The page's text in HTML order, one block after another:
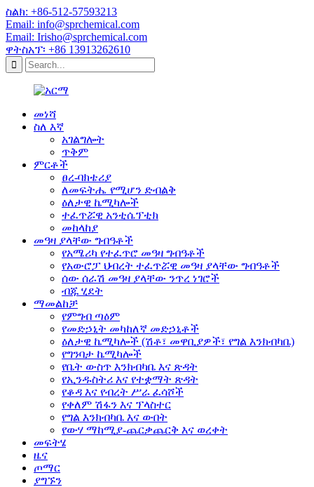
ስልክ: +86-512-57593213
Email: info@sprchemical.com
Email: Irisho@sprchemical.com
ዋትስአፕ፡ +86 13913262610
መነሻ
ስለ እኛ
አገልግሎት
ጥቅም
ምርቶች
ፀረ-ባክቴሪያ
ለመፍትሔ የሚሆን ድብልቅ
ዕለታዊ ኬሚካሎች
ተፈጥሯዊ አንቲሴፕቲክ
መከላከያ
መዓዛ ያላቸው ግብዓቶች
የአሜሪካ የተፈጥሮ መዓዛ ግብዓቶች
የአውሮፓ ህብረት ተፈጥሯዊ መዓዛ ያላቸው ግብዓቶች
ሰው ሰራሽ መዓዛ ያላቸው ንጥረ ነገሮች
ብጁ ሂደት
ማመልከቻ
የምግብ ጣዕም
የመድኃኒት መካከለኛ መድኃኒቶች
ዕለታዊ ኬሚካሎች (ሽቶ፣ መዋቢያዎች፣ የግል እንክብካቤ)
የግንባታ ኬሚካሎች
የቤት ውስጥ እንክብካቤ እና ጽዳት
የኢንዱስትሪ እና የተቋማት ጽዳት
የቆዳ እና የብረት ሥራ ፈሳሾች
የቀለም ሽፋን እና ፕላስተር
የግል እንክብካቤ እና ውበት
የውሃ ማከሚያ-ጨርቃጨርቅ እና ወረቀት
መፍትሄ
ዜና
ጦማር
ያግኙን